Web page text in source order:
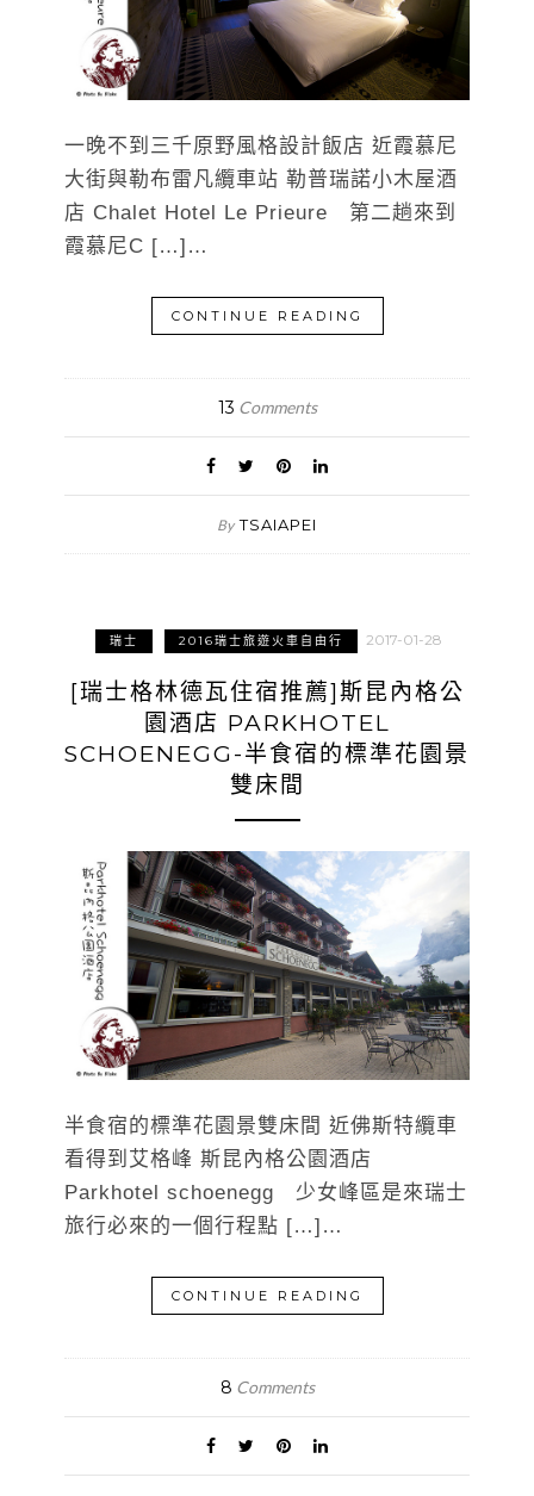
一晚不到三千原野風格設計飯店 近霞慕尼
大街與勒布雷凡纜車站 勒普瑞諾小木屋酒
店 Chalet Hotel Le Prieure 第二趟來到
霞慕尼C […]…
CONTINUE READING
13 Comments
By TSAIAPEI
瑞士 2016瑞士旅遊火車自由行 2017-01-28
[瑞士格林德瓦住宿推薦]斯昆內格公
園酒店 PARKHOTEL
SCHOENEGG-半食宿的標準花園景
雙床間
半食宿的標準花園景雙床間 近佛斯特纜車
看得到艾格峰 斯昆內格公園酒店
Parkhotel schoenegg 少女峰區是來瑞士
旅行必來的一個行程點 […]…
CONTINUE READING
8 Comments